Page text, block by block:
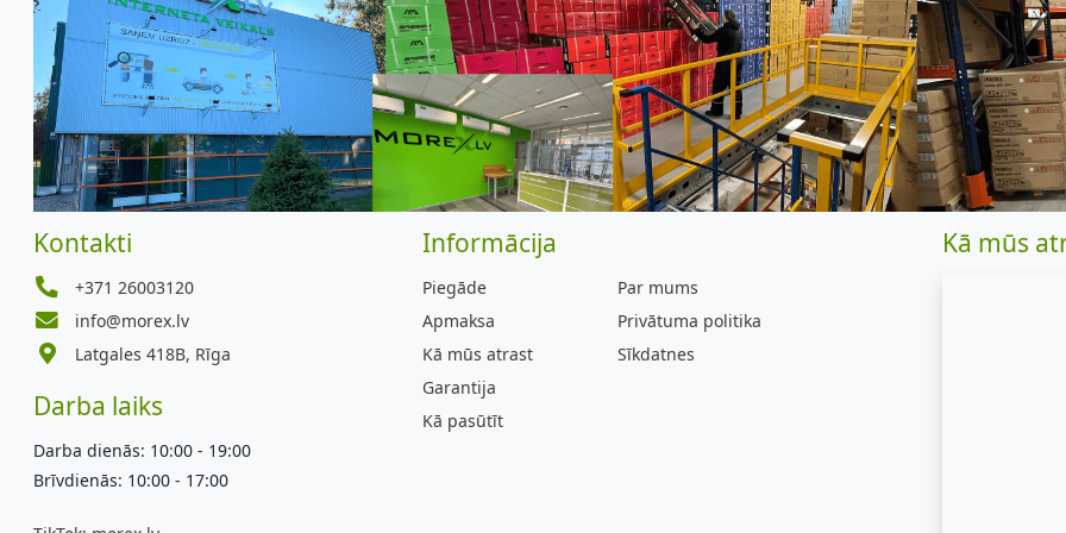
Kontakti
+371 26003120
info@morex.lv
Latgales 418B, Rīga
Darba laiks
Darba dienās: 10:00 - 19:00
Brīvdienās: 10:00 - 17:00
Informācija
Piegāde
Apmaksa
Kā mūs atrast
Garantija
Kā pasūtīt
Par mums
Privātuma politika
Sīkdatnes
Kā mūs